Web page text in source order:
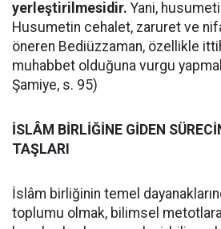
yerleştirilmesidir. Yani,
Husumetin cehalet, zaruret ve
öneren Bediüzzaman, özellikle
muhabbet olduğuna vurgu
Şamiye, s. 95)
İSLÂM BİRLİĞİNE GİDEN
TAŞLARI
İslâm birliğinin temel
toplumu olmak, bilimsel